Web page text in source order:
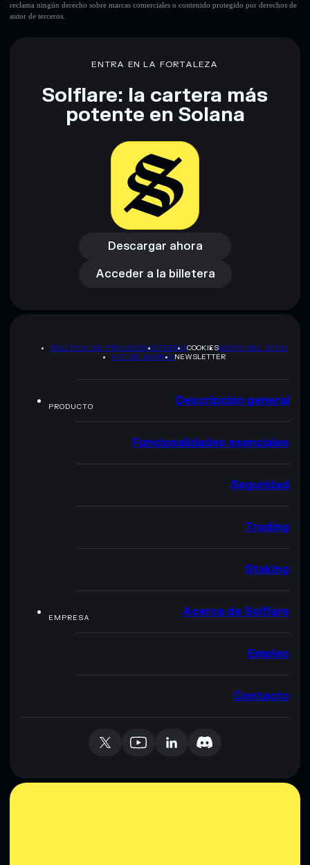
reclama ningún derecho sobre marcas comerciales o contenido protegido por derechos de
autor de terceros.
ENTRA EN LA FORTALEZA
Solflare: la cartera más
potente en Solana
Descargar ahora
Descargar ahora
Acceder a la billetera
Acceder a la billetera
POLÍTICA DE PRIVACIDADTERMSCOOKIESMAPA DEL SITIO
KIT DE MARCA NEWSLETTER
PRODUCTO Descripción general
Funcionalidades esenciales
Seguridad
Trading
Staking
EMPRESA Acerca de Solflare
Empleo
Contacto